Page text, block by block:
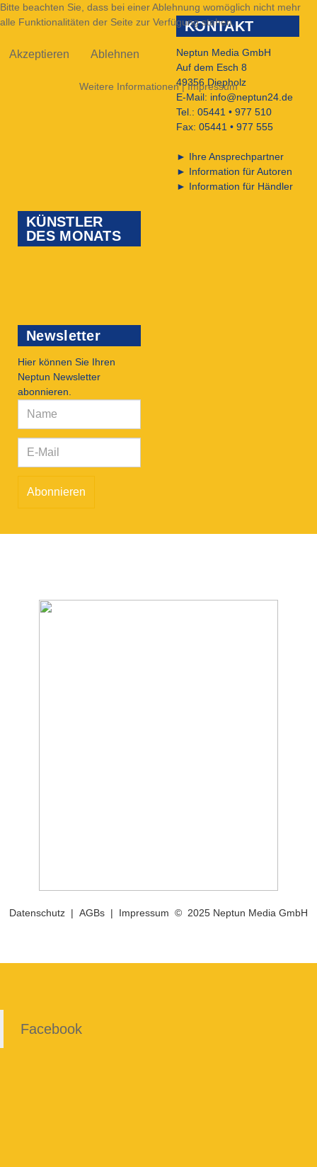
KONTAKT
Neptun Media GmbH
Auf dem Esch 8
49356 Diepholz
E-Mail: info@neptun24.de
Tel.: 05441 • 977 510
Fax: 05441 • 977 555
► Ihre Ansprechpartner
► Information für Autoren
► Information für Händler
KÜNSTLER
DES MONATS
Newsletter
Hier können Sie Ihren
Neptun Newsletter
abonnieren.
Datenschutz | AGBs | Impressum © 2025 Neptun Media GmbH
Facebook
Bitte beachten Sie, dass bei einer Ablehnung womöglich nicht mehr
alle Funktionalitäten der Seite zur Verfügung stehen.
Akzeptieren Ablehnen
Weitere Informationen|Impressum